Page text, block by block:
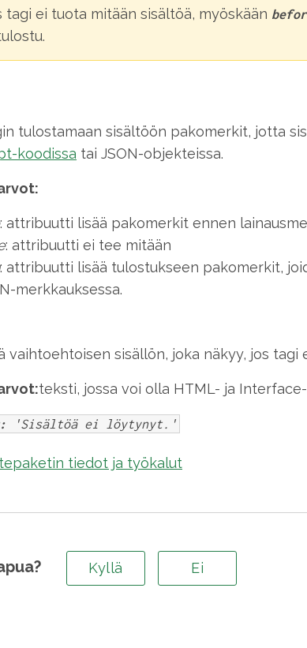
tagi ei tuota mitään sisältöä, myöskään
tulostamaan sisältöön pakomerkit, jotta
koodissa tai JSON-objekteissa.
: attribuutti lisää pakomerkit ennen
: attribuutti ei tee mitään
: attribuutti lisää tulostukseen pakomerkit,
merkkauksessa.
vaihtoehtoisen sisällön, joka näkyy, jos tagi
teksti, jossa voi olla HTML- ja
'Sisältöä ei löytynyt.'
tiedot ja työkalut
Kyllä Ei